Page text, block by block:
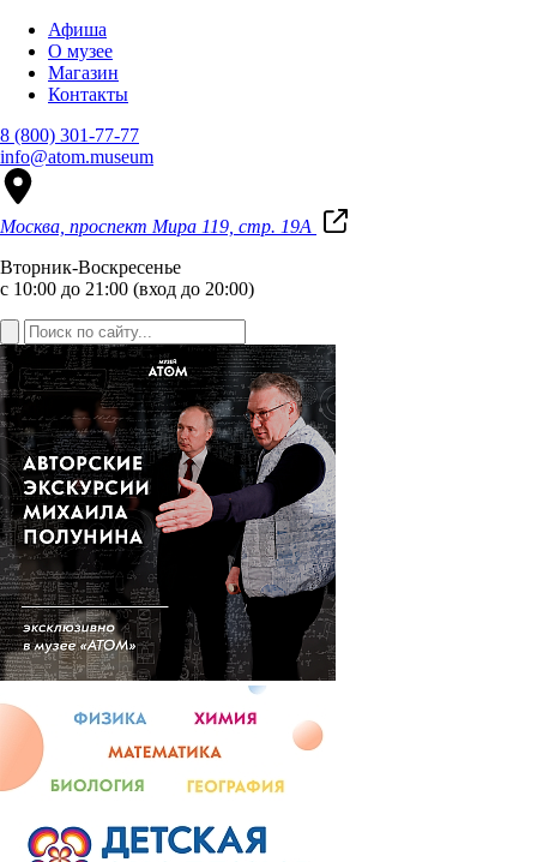
Афиша
О музее
Магазин
Контакты
8 (800) 301-77-77
info@atom.museum
Москва, проспект Мира 119, стр. 19А
Вторник-Воскресенье
с 10:00 до 21:00 (вход до 20:00)